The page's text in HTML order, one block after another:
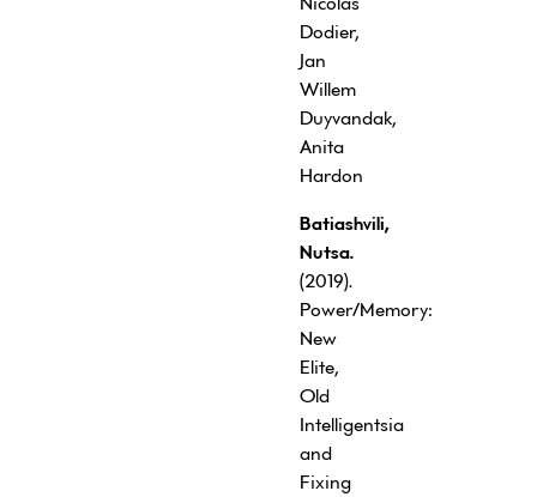
Dodier,
Jan
Willem
Duyvandak,
Anita
Hardon
Batiashvili,
Nutsa.
(2019).
Power/Memory:
New
Elite,
Old
Intelligentsia
and
Fixing